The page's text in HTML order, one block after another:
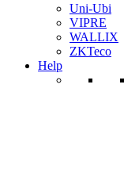
Uni-Ubi
VIPRE
WALLIX
ZKTeco
Help